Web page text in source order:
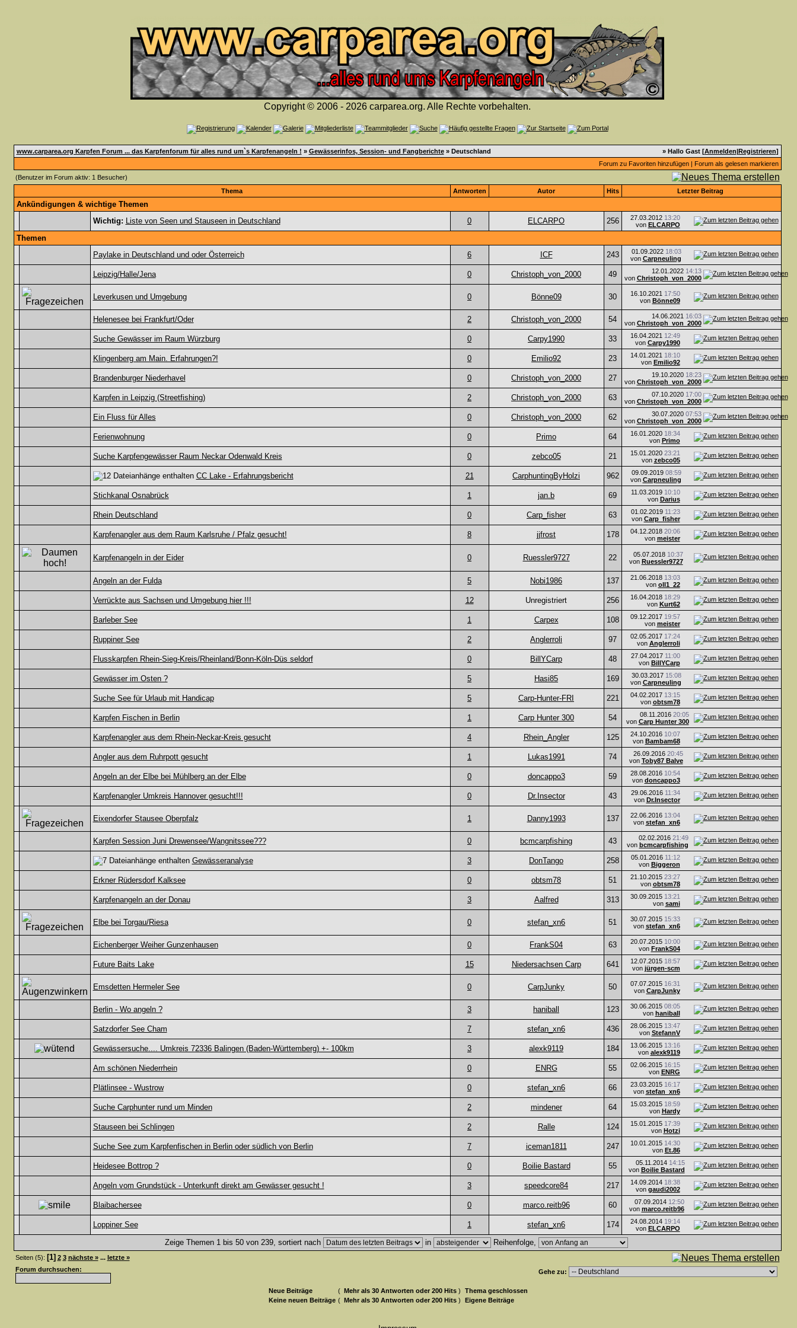
Copyright © 2006 - 2026 carparea.org. Alle Rechte vorbehalten.
www.carparea.org Karpfen Forum ... das Karpfenforum für alles rund um`s Karpfenangeln ! » Gewässerinfos, Session- und Fangberichte» Deutschland » Hallo Gast [Anmelden|Registrieren]
Forum zu Favoriten hinzufügen| Forum als gelesen markieren
(Benutzer im Forum aktiv: 1 Besucher)
Thema
Antworten Autor Hits Letzter Beitrag
Ankündigungen & wichtige Themen
Wichtig: Liste von Seen und Stauseen in Deutschland 0 ELCARPO 256 27.03.2012 13:20
von ELCARPO
Themen
Paylake in Deutschland und oder Österreich
6 ICF 243 01.09.2022 18:03
von Carpneuling
Leipzig/Halle/Jena 0 Christoph_von_2000 49 12.01.2022 14:13
von Christoph_von_2000
Leverkusen und Umgebung 0 Bönne09 30 16.10.2021 17:50
von Bönne09
Helenesee bei Frankfurt/Oder 2 Christoph_von_2000 54 14.06.2021 16:03
von Christoph_von_2000
Suche Gewässer im Raum Würzburg 0 Carpy1990 33 16.04.2021 12:49
von Carpy1990
Klingenberg am Main. Erfahrungen?! 0 Emilio92 23 14.01.2021 18:10
von Emilio92
Brandenburger Niederhavel 0 Christoph_von_2000 27 19.10.2020 18:23
von Christoph_von_2000
Karpfen in Leipzig (Streetfishing) 2 Christoph_von_2000 63 07.10.2020 17:00
von Christoph_von_2000
Ein Fluss für Alles 0 Christoph_von_2000 62 30.07.2020 07:53
von Christoph_von_2000
Ferienwohnung 0 Primo 64 16.01.2020 18:34
von Primo
Suche Karpfengewässer Raum Neckar Odenwald Kreis 0 zebco05 21 15.01.2020 23:21
von zebco05
CC Lake - Erfahrungsbericht 21 CarphuntingByHolzi 962 09.09.2019 08:59
von Carpneuling
Stichkanal Osnabrück 1 jan.b 69 11.03.2019 10:10
von Darius
Rhein Deutschland 0 Carp_fisher 63 01.02.2019 11:23
von Carp_fisher
Karpfenangler aus dem Raum Karlsruhe / Pfalz gesucht! 8 jjfrost 178 04.12.2018 20:06
von meister
Karpfenangeln in der Eider 0 Ruessler9727 22 05.07.2018 10:37
von Ruessler9727
Angeln an der Fulda 5 Nobi1986 137 21.06.2018 13:03
von oll1_22
Verrückte aus Sachsen und Umgebung hier !!! 12 Unregistriert 256 16.04.2018 18:29
von Kurt62
Barleber See 1 Carpex 108 09.12.2017 19:57
von meister
Ruppiner See 2 Anglerroli 97 02.05.2017 17:24
von Anglerroli
Flusskarpfen Rhein-Sieg-Kreis/Rheinland/Bonn-Köln-Düs seldorf 0 BillYCarp 48 27.04.2017 11:00
von BillYCarp
Gewässer im Osten ? 5 Hasi85 169 30.03.2017 15:08
von Carpneuling
Suche See für Urlaub mit Handicap 5 Carp-Hunter-FRI 221 04.02.2017 13:15
von obtsm78
Karpfen Fischen in Berlin 1 Carp Hunter 300 54 08.11.2016 20:05
von Carp Hunter 300
Karpfenangler aus dem Rhein-Neckar-Kreis gesucht 4 Rhein_Angler 125 24.10.2016 10:07
von Bambam68
Angler aus dem Ruhrpott gesucht 1 Lukas1991 74 26.09.2016 20:45
von Toby87 Balve
Angeln an der Elbe bei Mühlberg an der Elbe 0 doncappo3 59 28.08.2016 10:54
von doncappo3
Karpfenangler Umkreis Hannover gesucht!!! 0 Dr.Insector 43 29.06.2016 11:34
von Dr.Insector
Eixendorfer Stausee Oberpfalz 1 Danny1993 137 22.06.2016 13:04
von stefan_xn6
Karpfen Session Juni Drewensee/Wangnitssee??? 0 bcmcarpfishing 43 02.02.2016 21:49
von bcmcarpfishing
Gewässeranalyse 3 DonTango 258 05.01.2016 11:12
von Biggeron
Erkner Rüdersdorf Kalksee 0 obtsm78 51 21.10.2015 23:27
von obtsm78
Karpfenangeln an der Donau 3 Aalfred 313 30.09.2015 13:21
von sami
Elbe bei Torgau/Riesa 0 stefan_xn6 51 30.07.2015 15:33
von stefan_xn6
Eichenberger Weiher Gunzenhausen 0 FrankS04 63 20.07.2015 10:00
von FrankS04
Future Baits Lake 15 Niedersachsen Carp 641 12.07.2015 18:57
von jürgen-scm
Emsdetten Hermeler See 0 CarpJunky 50 07.07.2015 16:31
von CarpJunky
Berlin - Wo angeln ? 3 haniball 123 30.06.2015 08:05
von haniball
Satzdorfer See Cham 7 stefan_xn6 436 28.06.2015 13:47
von StefannV
Gewässersuche.... Umkreis 72336 Balingen (Baden-Württemberg) +- 100km 3 alexk9119 184 13.06.2015 13:16
von alexk9119
Am schönen Niederrhein 0 ENRG 55 02.06.2015 16:15
von ENRG
Plätlinsee - Wustrow 0 stefan_xn6 66 23.03.2015 16:17
von stefan_xn6
Suche Carphunter rund um Minden 2 mindener 64 15.03.2015 18:59
von Hardy
Stauseen bei Schlingen 2 Ralle 124 15.01.2015 17:39
von Hotzi
Suche See zum Karpfenfischen in Berlin oder südlich von Berlin 7 iceman1811 247 10.01.2015 14:30
von Et.86
Heidesee Bottrop ? 0 Boilie Bastard 55 05.11.2014 14:15
von Boilie Bastard
Angeln vom Grundstück - Unterkunft direkt am Gewässer gesucht ! 3 speedcore84 217 14.09.2014 18:38
von gaudi2002
Blaibachersee 0 marco.reitb96 60 07.09.2014 12:50
von marco.reitb96
Loppiner See 1 stefan_xn6 174 24.08.2014 19:14
von ELCARPO
Zeige Themen 1 bis 50 von 239, sortiert nach in Reihenfolge,
Seiten (5): [1] 2 3 nächste » ... letzte »
Forum durchsuchen:
Gehe zu:
Neue Beiträge ( Mehr als 30 Antworten oder 200 Hits )
Thema geschlossen
Keine neuen Beiträge ( Mehr als 30 Antworten oder 200 Hits ) Eigene Beiträge